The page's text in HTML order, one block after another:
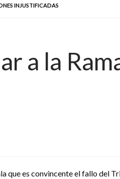
INJUSTIFICADAS
a la
que es convincente el fallo del